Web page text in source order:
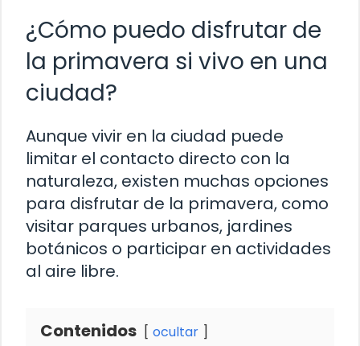
¿Cómo puedo disfrutar de
la primavera si vivo en una
ciudad?
Aunque vivir en la ciudad puede
limitar el contacto directo con la
naturaleza, existen muchas opciones
para disfrutar de la primavera, como
visitar parques urbanos, jardines
botánicos o participar en actividades
al aire libre.
Contenidos ocultar